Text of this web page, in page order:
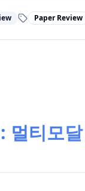
Paper Review
멀티모